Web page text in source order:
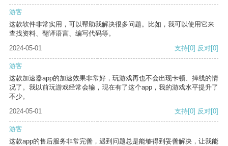
游客
这款软件非常实用，可以帮助我解决很多问题。比如，我可以使用它来
查找资料、翻译语言、编写代码等。
2024-05-01
支持[0] 反对[0]
游客
这款加速器app的加速效果非常好，玩游戏再也不会出现卡顿、掉线的情
况了。我以前玩游戏经常会输，现在有了这个app，我的游戏水平提升了
不少。
2024-05-01
支持[0] 反对[0]
游客
这款app的售后服务非常完善，遇到问题总是能够得到妥善解决，让我能